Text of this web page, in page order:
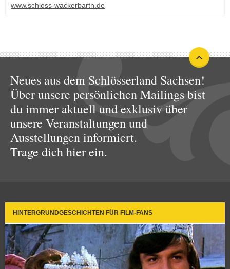
www.schloss-wackerbarth.de
Neues aus dem Schlösserland Sachsen!
Über unsere persönlichen Mailings bist
du immer aktuell und exklusiv über
unsere Veranstaltungen und
Ausstellungen informiert.
Trage dich hier ein.
HINTERGRUNDGESCHICHTEN FÜR FILM-FANS